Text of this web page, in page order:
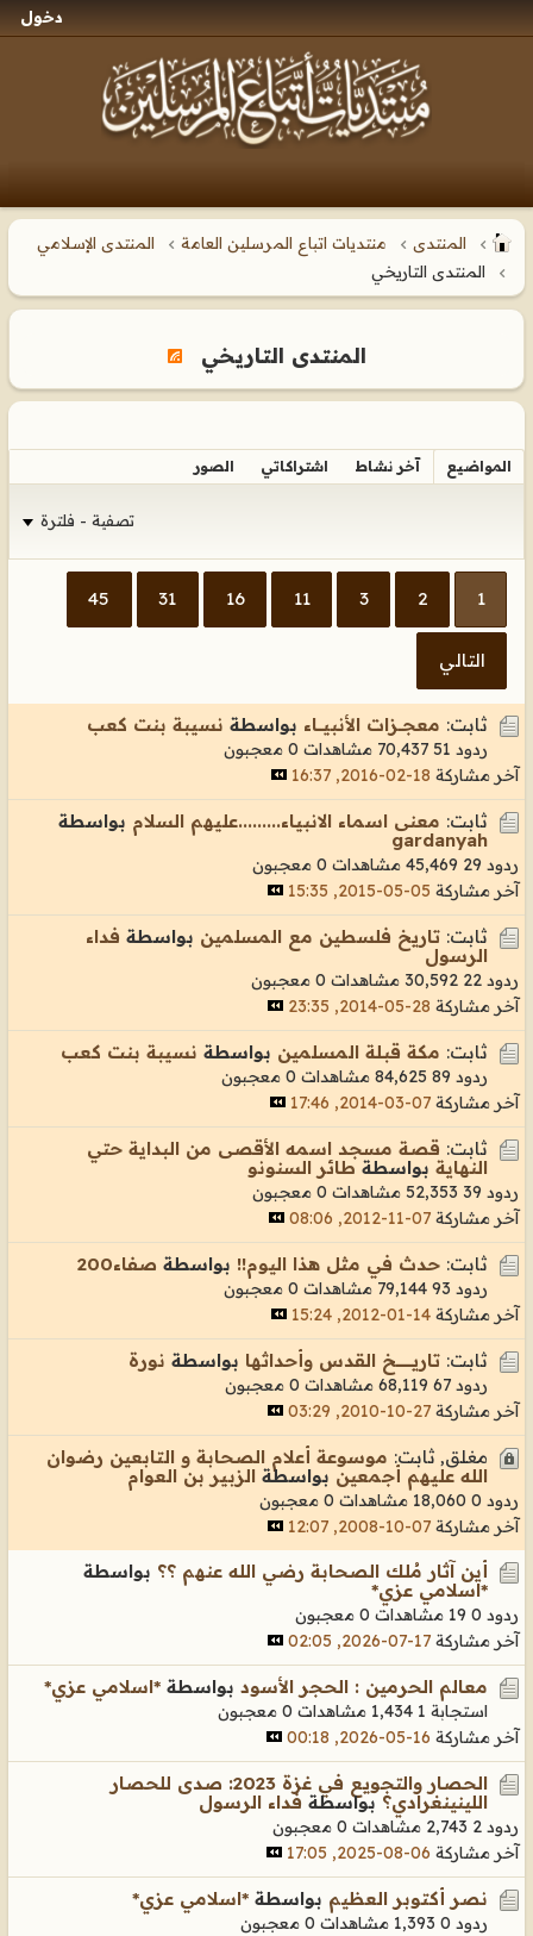
دخول
المنتدى منتديات اتباع المرسلين العامة
المنتدى الإسلامي
المنتدى التاريخي
المنتدى التاريخي
المواضيع آخر نشاط اشتراكاتي الصور
تصفية - فلترة
1
2
3
11
16
31
45
التالي
ثابت: معجـــزات الأنبيــــاء بواسطة نسيبة بنت كعب
ردود 51 70,437 مشاهدات
0 معجبون
آخر مشاركة 18-02-2016, 16:37
ثابت: معنى اسماء الانبياء.........عليهم السلام بواسطة
gardanyah
ردود 29 45,469 مشاهدات
0 معجبون
آخر مشاركة 05-05-2015, 15:35
ثابت: تاريخ فلسطين مع المسلمين بواسطة فداء
الرسول
ردود 22 30,592 مشاهدات
0 معجبون
آخر مشاركة 28-05-2014, 23:35
ثابت: مكة قبـلة المسلمين بواسطة نسيبة بنت كعب
ردود 89 84,625 مشاهدات
0 معجبون
آخر مشاركة 07-03-2014, 17:46
ثابت: قصة مسجد اسمه الأقصى من البداية حتي
النهاية بواسطة طائر السنونو
ردود 39 52,353 مشاهدات
0 معجبون
آخر مشاركة 07-11-2012, 08:06
ثابت: حدث في مثل هذا اليوم!! بواسطة صفاء200
ردود 93 79,144 مشاهدات
0 معجبون
آخر مشاركة 14-01-2012, 15:24
ثابت: تاريـــــــــــــخ القدس وأحداثها بواسطة نورة
ردود 67 68,119 مشاهدات
0 معجبون
آخر مشاركة 27-10-2010, 03:29
مغلق, ثابت: موسوعة أعلام الصحابة و التابعين رضوان
الله عليهم أجمعين بواسطة الزبير بن العوام
ردود 0 18,060 مشاهدات
0 معجبون
آخر مشاركة 07-10-2008, 12:07
أين آثار مُلك الصحابة رضي الله عنهم ؟؟ بواسطة
*اسلامي عزي*
ردود 0 19 مشاهدات
0 معجبون
آخر مشاركة 17-07-2026, 02:05
معالم الحرمين : الحجر الأسود بواسطة *اسلامي عزي*
استجابة 1 1,434 مشاهدات
0 معجبون
آخر مشاركة 16-05-2026, 00:18
الحصار والتجويع في غزة 2023: صدى للحصار
اللينينغرادي؟ بواسطة فداء الرسول
ردود 2 2,743 مشاهدات
0 معجبون
آخر مشاركة 06-08-2025, 17:05
نصر أكتوبر العظيم بواسطة *اسلامي عزي*
ردود 0 1,393 مشاهدات
0 معجبون